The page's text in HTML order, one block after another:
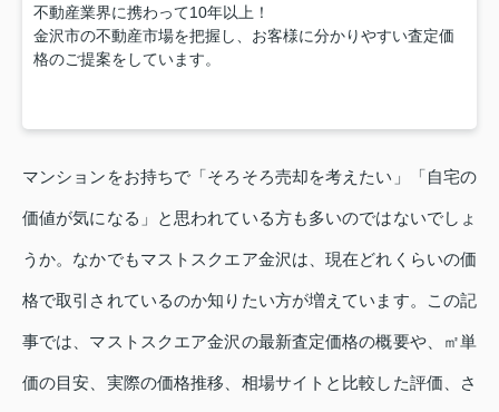
不動産業界に携わって10年以上！
金沢市の不動産市場を把握し、お客様に分かりやすい査定価
格のご提案をしています。
マンションをお持ちで「そろそろ売却を考えたい」「自宅の
価値が気になる」と思われている方も多いのではないでしょ
うか。なかでもマストスクエア金沢は、現在どれくらいの価
格で取引されているのか知りたい方が増えています。この記
事では、マストスクエア金沢の最新査定価格の概要や、㎡単
価の目安、実際の価格推移、相場サイトと比較した評価、さ